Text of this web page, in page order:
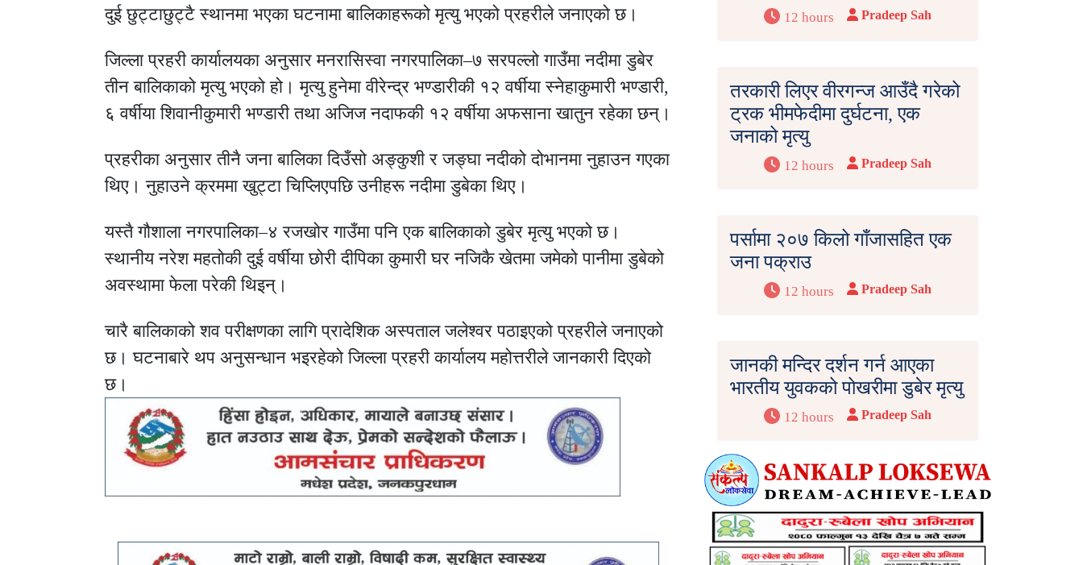
दुई छुट्टाछुट्टै स्थानमा भएका घटनामा बालिकाहरूको मृत्यु भएको प्रहरीले जनाएको छ।
जिल्ला प्रहरी कार्यालयका अनुसार मनरासिस्वा नगरपालिका–७ सरपल्लो गाउँमा नदीमा डुबेर
तीन बालिकाको मृत्यु भएको हो। मृत्यु हुनेमा वीरेन्द्र भण्डारीकी १२ वर्षीया स्नेहाकुमारी भण्डारी,
६ वर्षीया शिवानीकुमारी भण्डारी तथा अजिज नदाफकी १२ वर्षीया अफसाना खातुन रहेका छन्।
प्रहरीका अनुसार तीनै जना बालिका दिउँसो अङ्कुशी र जङ्घा नदीको दोभानमा नुहाउन गएका
थिए। नुहाउने क्रममा खुट्टा चिप्लिएपछि उनीहरू नदीमा डुबेका थिए।
यस्तै गौशाला नगरपालिका–४ रजखोर गाउँमा पनि एक बालिकाको डुबेर मृत्यु भएको छ।
स्थानीय नरेश महतोकी दुई वर्षीया छोरी दीपिका कुमारी घर नजिकै खेतमा जमेको पानीमा डुबेको
अवस्थामा फेला परेकी थिइन्।
चारै बालिकाको शव परीक्षणका लागि प्रादेशिक अस्पताल जलेश्वर पठाइएको प्रहरीले जनाएको
छ। घटनाबारे थप अनुसन्धान भइरहेको जिल्ला प्रहरी कार्यालय महोत्तरीले जानकारी दिएको
छ।
12 hours Pradeep Sah
तरकारी लिएर वीरगन्ज आउँदै गरेको
ट्रक भीमफेदीमा दुर्घटना, एक
जनाको मृत्यु
12 hours Pradeep Sah
पर्सामा २०७ किलो गाँजासहित एक
जना पक्राउ
12 hours Pradeep Sah
जानकी मन्दिर दर्शन गर्न आएका
भारतीय युवकको पोखरीमा डुबेर मृत्यु
12 hours Pradeep Sah